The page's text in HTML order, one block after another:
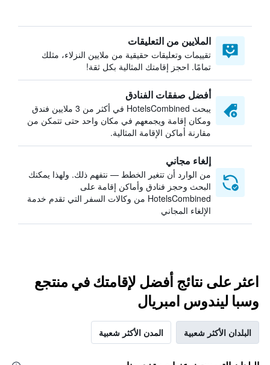
الملايين من التعليقات
تقييمات وتعليقات حقيقية من ملايين النزلاء، مثلك
تمامًا. احجز إقامتك المثالية بكل ثقة!
أفضل صفقات الفنادق
يبحث HotelsCombined في أكثر من 3 ملايين فندق
ومكان إقامة ويجمعهم في مكان واحد حتى تتمكن من
مقارنة أماكن الإقامة المثالية.
إلغاء مجاني
من الوارد أن تتغير الخطط — نتفهم ذلك. ولهذا يمكنك
البحث وحجز فنادق وأماكن إقامة على
HotelsCombined من وكالات السفر التي تقدم خدمة
الإلغاء المجاني
اعثر على نتائج أفضل لإقامتك في منتجع
وسبا ليندوس امبريال
البلدان الأكثر شعبية المدن الأكثر شعبية